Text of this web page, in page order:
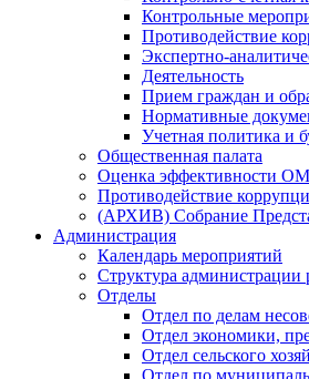
Контрольные
Противодействие
Экспертно-
Деятельность
Прием граждан и
Нормативные
Учетная политика и
Общественная палата
Оценка эффективности
Противодействие
(АРХИВ) Собрание
Администрация
Календарь мероприятий
Структура администрации
Отделы
Отдел по делам
Отдел экономики,
Отдел сельского
Отдел по